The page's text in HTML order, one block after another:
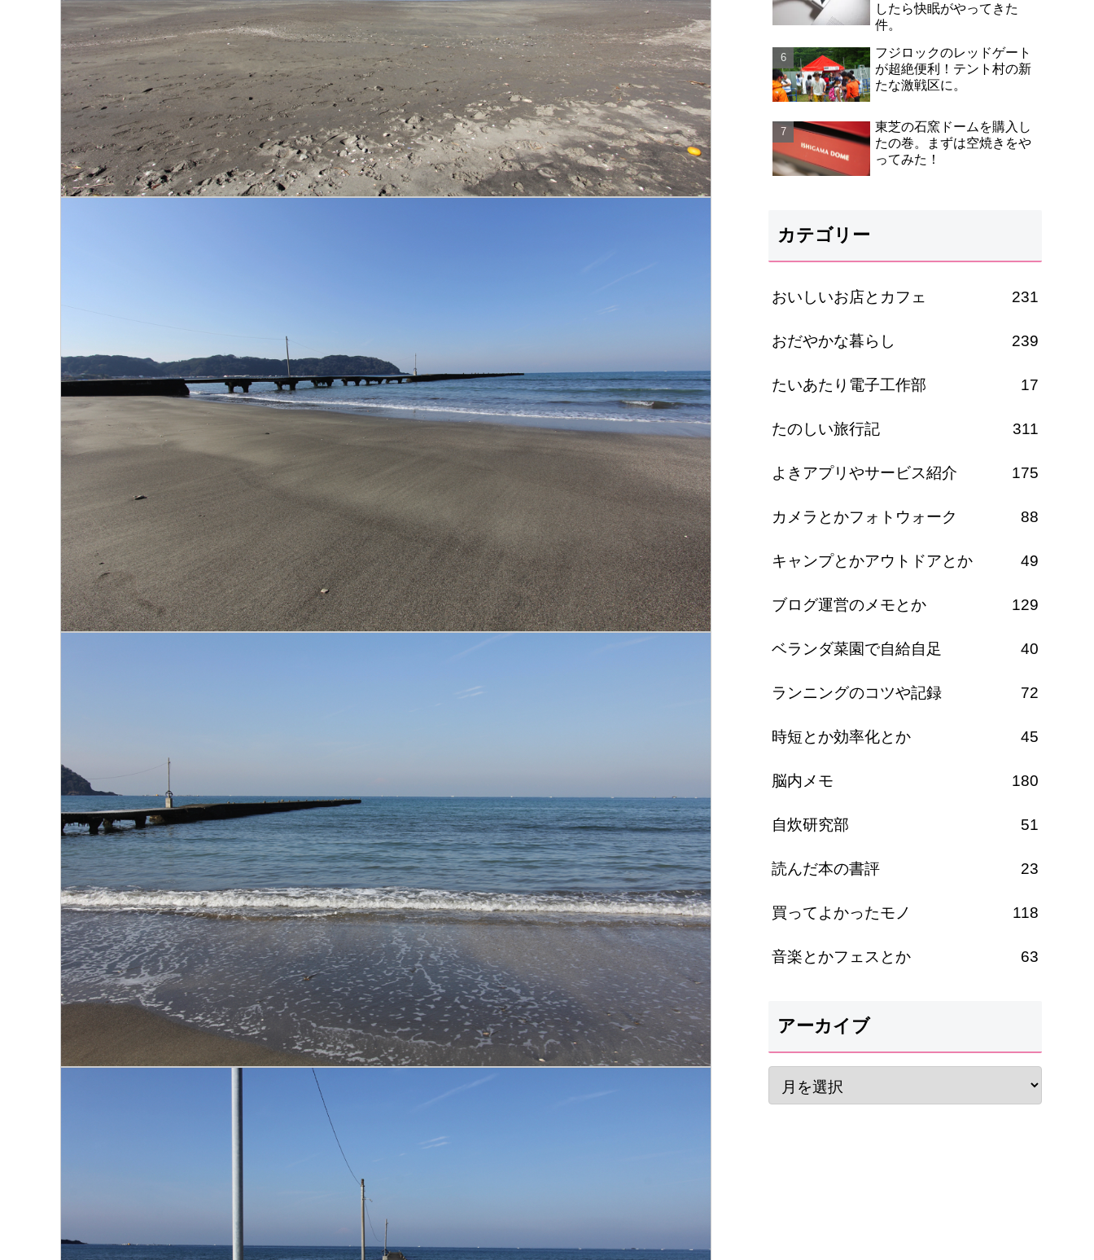
したら快眠がやってきた
件。
フジロックのレッドゲート
が超絶便利！テント村の新
たな激戦区に。
東芝の石窯ドームを購入し
たの巻。まずは空焼きをや
ってみた！
カテゴリー
おいしいお店とカフェ 231
おだやかな暮らし 239
たいあたり電子工作部 17
たのしい旅行記 311
よきアプリやサービス紹介 175
カメラとかフォトウォーク 88
キャンプとかアウトドアとか 49
ブログ運営のメモとか 129
ベランダ菜園で自給自足 40
ランニングのコツや記録 72
時短とか効率化とか 45
脳内メモ 180
自炊研究部 51
読んだ本の書評 23
買ってよかったモノ 118
音楽とかフェスとか 63
アーカイブ